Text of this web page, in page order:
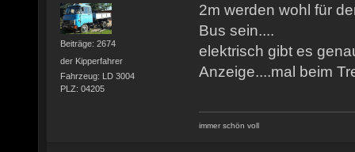
Beiträge: 2674
der Kipperfahrer
Fahrzeug: LD 3004
PLZ: 04205
2m werden wohl für
Bus sein....
elektrisch gibt es
Anzeige....mal beim
immer schön voll